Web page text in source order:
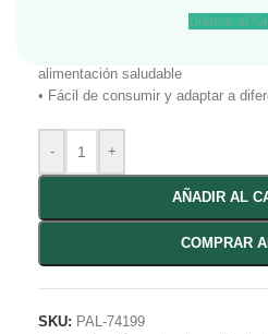
Unirme al
• Práctico almacenamiento y
alimentación saludable
• Fácil de consumir y adaptar a
- +
AÑADIR AL
COMPRAR
SKU: PAL-74199